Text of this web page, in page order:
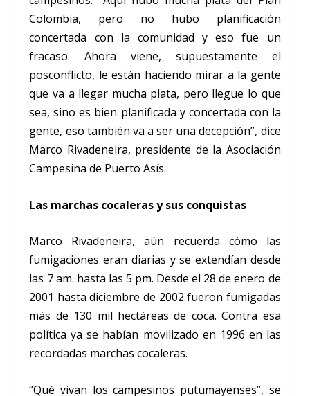
Colombia, pero no hubo planificación
concertada con la comunidad y eso fue un
fracaso. Ahora viene, supuestamente el
posconflicto, le están haciendo mirar a la gente
que va a llegar mucha plata, pero llegue lo que
sea, sino es bien planificada y concertada con la
gente, eso también va a ser una decepción”, dice
Marco Rivadeneira, presidente de la Asociación
Campesina de Puerto Asís.
Las marchas cocaleras y sus conquistas
Marco Rivadeneira, aún recuerda cómo las
fumigaciones eran diarias y se extendían desde
las 7 am. hasta las 5 pm. Desde el 28 de enero de
2001 hasta diciembre de 2002 fueron fumigadas
más de 130 mil hectáreas de coca. Contra esa
política ya se habían movilizado en 1996 en las
recordadas marchas cocaleras.
“Qué vivan los campesinos putumayenses”, se